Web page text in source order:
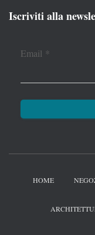
Iscriviti alla
Email *
HOME